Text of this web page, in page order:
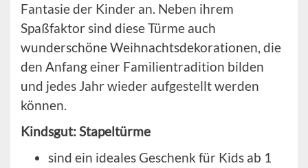
Fantasie der Kinder an. Neben ihrem
Spaßfaktor sind diese Türme auch
wunderschöne Weihnachtsdekorationen, die
den Anfang einer Familientradition bilden
und jedes Jahr wieder aufgestellt werden
können.
Kindsgut: Stapeltürme
sind ein ideales Geschenk für Kids ab 1